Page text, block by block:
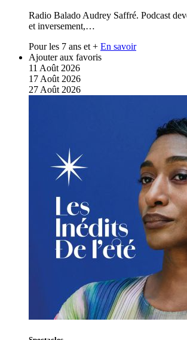
Radio Balado Audrey Saffré. Podcast
et inversement,…
Pour les 7 ans et + En savoir
Ajouter aux favoris
11 Août 2026
17 Août 2026
27 Août 2026